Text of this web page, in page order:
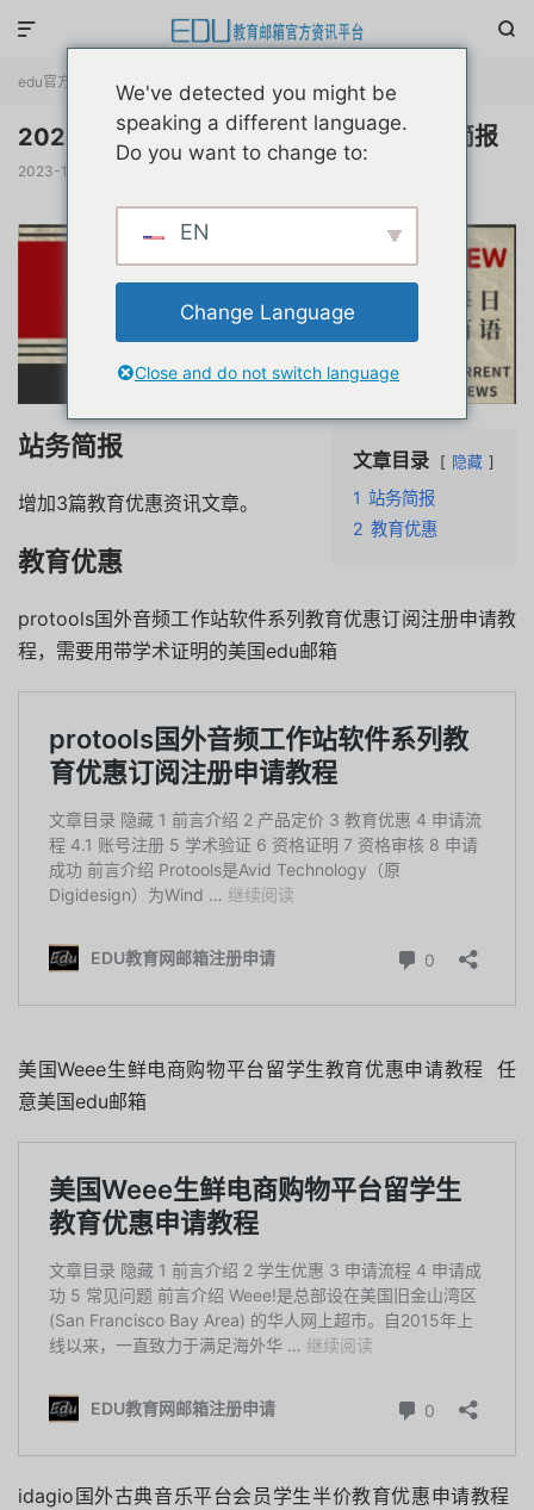


edu官方简报 正文
20231209互联网教育优惠申请注册动态简报
2023-12-09
文章目录 隐藏
1 站务简报
2 教育优惠
站务简报
增加3篇教育优惠资讯文章。
教育优惠
protools国外音频工作站软件系列教育优惠订阅注册申请教
程，需要用带学术证明的美国edu邮箱
美国Weee生鲜电商购物平台留学生教育优惠申请教程 任
意美国edu邮箱
idagio国外古典音乐平台会员学生半价教育优惠申请教程
We've detected you might be
speaking a different language.
Do you want to change to:
EN
Change Language
Close and do not switch language